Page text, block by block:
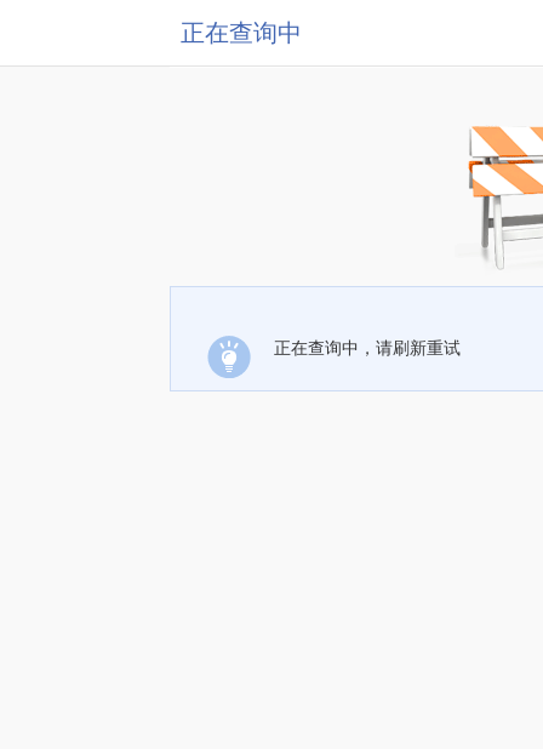
正在查询中
正在查询中，请刷新重试